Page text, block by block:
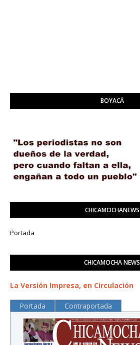
BOYACÁ
CHICAMOCHANEWS
Portada
CHICAMOCHA NEWS
La Versión Impresa, en Circulación
Portada Contraportada